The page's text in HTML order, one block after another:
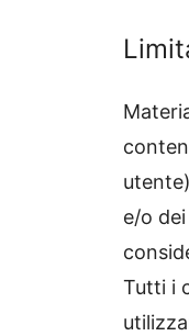
e/o
Tutti i